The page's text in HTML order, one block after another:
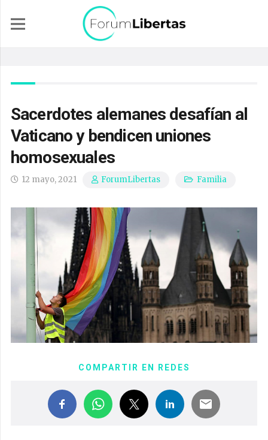
Sacerdotes alemanes desafían al
Vaticano y bendicen uniones
homosexuales
12 mayo, 2021 ForumLibertas Familia
COMPARTIR EN REDES